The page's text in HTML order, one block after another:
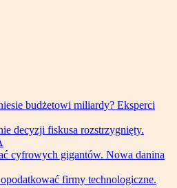
budżetowi miliardy? Eksperci
decyzji fiskusa rozstrzygnięty.
cyfrowych gigantów. Nowa danina
firmy technologiczne.